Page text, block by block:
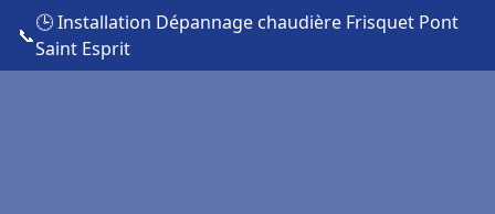
📞
🕒 Installation Dépannage chaudière Frisquet Pont
Saint Esprit